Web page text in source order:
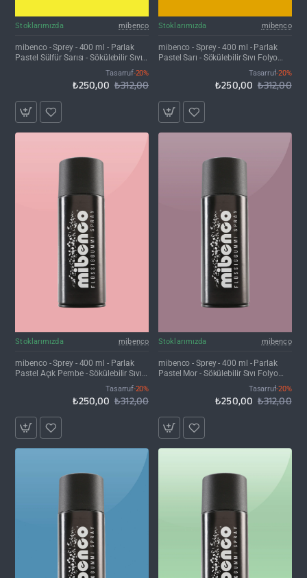
İNDIRIM'DE
Stoklarımızda mibenco
mibenco - Sprey - 400 ml - Parlak
Pastel Sülfür Sarısı - Sökülebilir Sıvı
Tasarruf-20%
₺250,00 ₺312,00
İNDIRIM'DE
Stoklarımızda mibenco
mibenco - Sprey - 400 ml - Parlak
Pastel Sarı - Sökülebilir Sıvı Folyo
Tasarruf-20%
₺250,00 ₺312,00
İNDIRIM'DE
Stoklarımızda mibenco
mibenco - Sprey - 400 ml - Parlak
Pastel Açık Pembe - Sökülebilir Sıvı
Tasarruf-20%
₺250,00 ₺312,00
İNDIRIM'DE
Stoklarımızda mibenco
mibenco - Sprey - 400 ml - Parlak
Pastel Mor - Sökülebilir Sıvı Folyo
Tasarruf-20%
₺250,00 ₺312,00